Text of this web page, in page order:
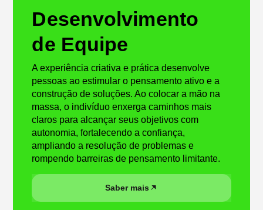
Desenvolvimento
de Equipe
A experiência criativa e prática desenvolve
pessoas ao estimular o pensamento ativo e a
construção de soluções. Ao colocar a mão na
massa, o indivíduo enxerga caminhos mais
claros para alcançar seus objetivos com
autonomia, fortalecendo a confiança,
ampliando a resolução de problemas e
rompendo barreiras de pensamento limitante.
Saber mais